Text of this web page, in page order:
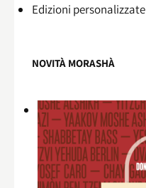
Edizioni personalizzate
NOVITÀ MORASHÀ